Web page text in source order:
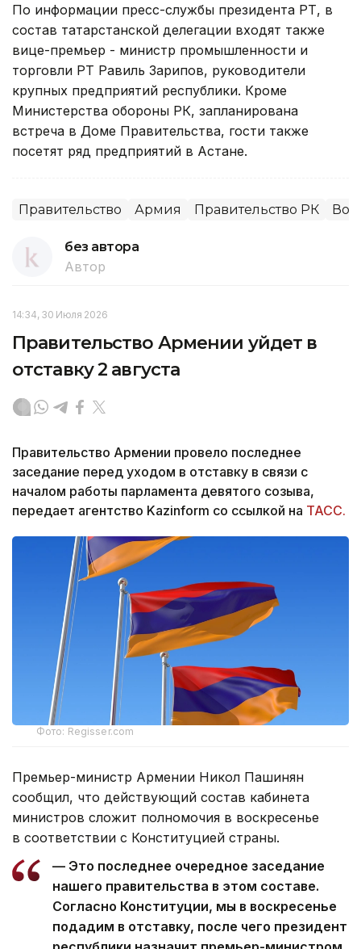
По информации пресс-службы президента РТ, в
состав татарстанской делегации входят также
вице-премьер - министр промышленности и
торговли РТ Равиль Зарипов, руководители
крупных предприятий республики. Кроме
Министерства обороны РК, запланирована
встреча в Доме Правительства, гости также
посетят ряд предприятий в Астане.
Правительство Армия Правительство РК
без автора
Автор
14:34, 30 Июля 2026
Правительство Армении уйдет в
отставку 2 августа
Правительство Армении провело последнее
заседание перед уходом в отставку в связи с
началом работы парламента девятого созыва,
передает агентство Kazinform со ссылкой на ТАСС.
Фото: Regisser.com
Премьер-министр Армении Никол Пашинян
сообщил, что действующий состав кабинета
министров сложит полномочия в воскресенье
в соответствии с Конституцией страны.
— Это последнее очередное заседание
нашего правительства в этом составе.
Согласно Конституции, мы в воскресенье
подадим в отставку, после чего президент